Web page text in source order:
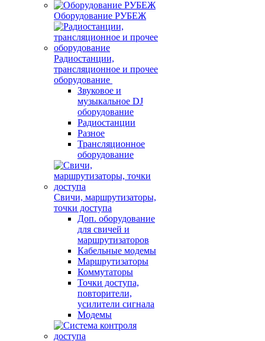
Оборудование РУБЕЖ
Радиостанции,
трансляционное и прочее
оборудование
Звуковое и
музыкальное DJ
оборудование
Радиостанции
Разное
Трансляционное
оборудование
Свичи, маршрутизаторы,
точки доступа
Доп. оборудование
для свичей и
маршрутизаторов
Кабельные модемы
Маршрутизаторы
Коммутаторы
Точки доступа,
повторители,
усилители сигнала
Модемы